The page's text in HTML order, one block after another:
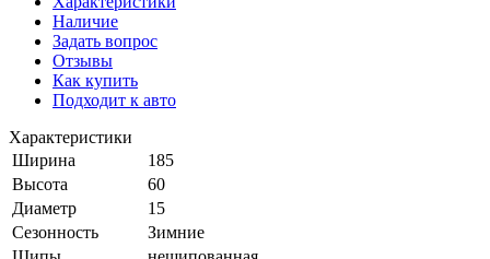
Наличие
Задать вопрос
Отзывы
Как купить
Подходит к авто
Характеристики
Ширина
185
Высота
60
Диаметр
15
Сезонность
Зимние